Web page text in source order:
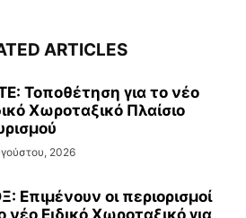
ARTICLES
Τοποθέτηση για το νέο
Χωροταξικό Πλαίσιο
2026
Επιμένουν οι περιορισμοί